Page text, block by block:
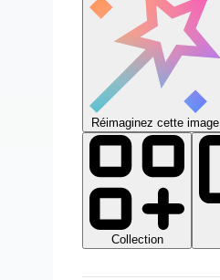
Réimaginez cette image
Collection